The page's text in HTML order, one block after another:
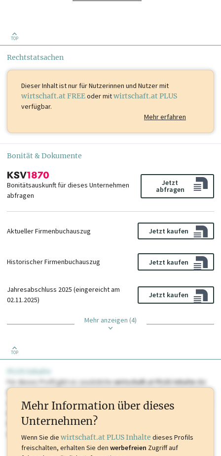
TOP
Rechtstatsachen
Dieser Inhalt istnur für Nutzerinnen und Nutzer mit
wirtschaft.at FREEoder mitwirtschaft.at PLUS
verfügbar.
Mehr erfahren
Bonität & Dokumente
Bonitätsauskunft für dieses Unternehmen
abfragen
Jetzt
abfragen
Aktueller Firmenbuchauszug Jetzt kaufen
Historischer Firmenbuchauszug Jetzt kaufen
Jahresabschluss 2025 (eingereicht am
02.11.2025)
Jetzt kaufen
Mehr anzeigen (4)
TOP
PLUS Inhalte
Für dieses Profil gibt es zusätzlichewirtschaft.at PLUS Inhaltedie
Sie momentan nicht einsehen können. Schalten Sie dieses Profil frei
oder loggen Sie sich ein um diese Inhalte zu sehen. wirtschaft.at PLUS
Marken, Patente, Rechtstatsachen, OTS-Aussendungen, und viele
mehr.
Mehr Information über dieses
Unternehmen?
Wenn Sie die wirtschaft.at PLUS Inhalte dieses Profils
freischalten, erhalten Sie den werbefreien Zugriff auf